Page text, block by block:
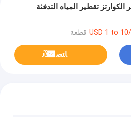
تقطير المياه التدفئة
ﺎﺘﺼﻟ ﺍﻶﻧ